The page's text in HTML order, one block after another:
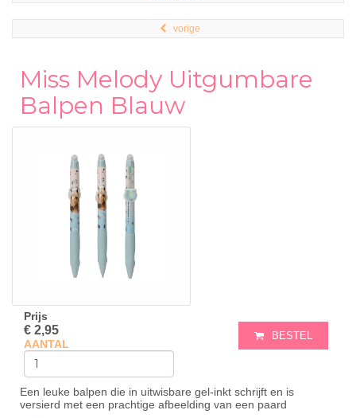
vorige
Miss Melody Uitgumbare
Balpen Blauw
Prijs
€ 2,95
AANTAL
BESTEL
Een leuke balpen die in uitwisbare gel-inkt schrijft en is
versierd met een prachtige afbeelding van een paard